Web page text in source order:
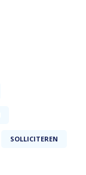
SOLLICITEREN